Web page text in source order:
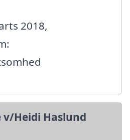
2018,
v/Heidi Haslund